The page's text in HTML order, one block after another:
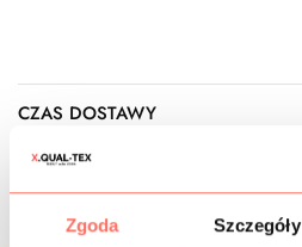
Zgoda Szczegóły
CZAS DOSTAWY
KOSZTY WYSYŁKI